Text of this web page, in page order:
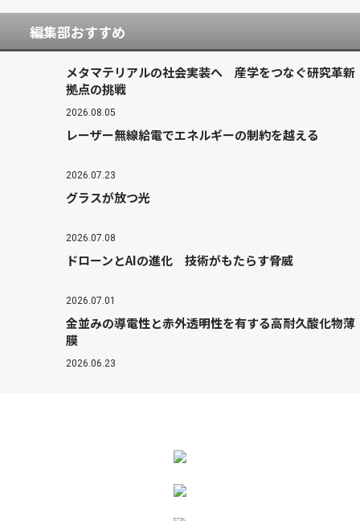
編集部おすすめ
メタマテリアルの社会実装へ 産学をつなぐ研究革新
拠点の挑戦
2026.08.05
レーザー無線給電でエネルギーの制約を越える
2026.07.23
グラスが放つ光
2026.07.08
ドローンとAIの進化 技術がもたらす脅威
2026.07.01
金並みの導電性と赤外透明性を有する高耐久酸化物薄
膜
2026.06.23